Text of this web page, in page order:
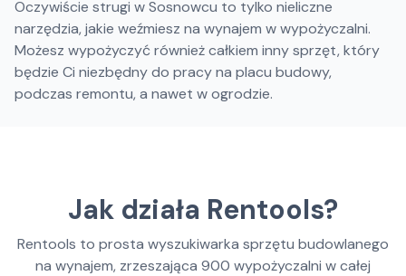
Oczywiście strugi w Sosnowcu to tylko nieliczne
narzędzia, jakie weźmiesz na wynajem w wypożyczalni.
Możesz wypożyczyć również całkiem inny sprzęt, który
będzie Ci niezbędny do pracy na placu budowy,
podczas remontu, a nawet w ogrodzie.
Jak działa Rentools?
Rentools to prosta wyszukiwarka sprzętu budowlanego
na wynajem, zrzeszająca 900 wypożyczalni w całej